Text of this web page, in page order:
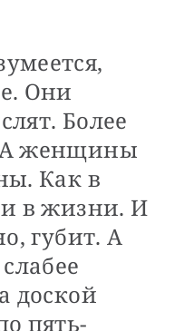
Они
Более
А женщины
Как в
в жизни. И
губит. А
доской
пять-